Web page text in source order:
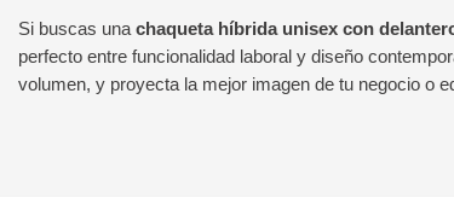
Si buscas unachaqueta híbrida unisex con
perfecto entre funcionalidad laboral y diseño
volumen, y proyecta la mejor imagen de tu negocio o